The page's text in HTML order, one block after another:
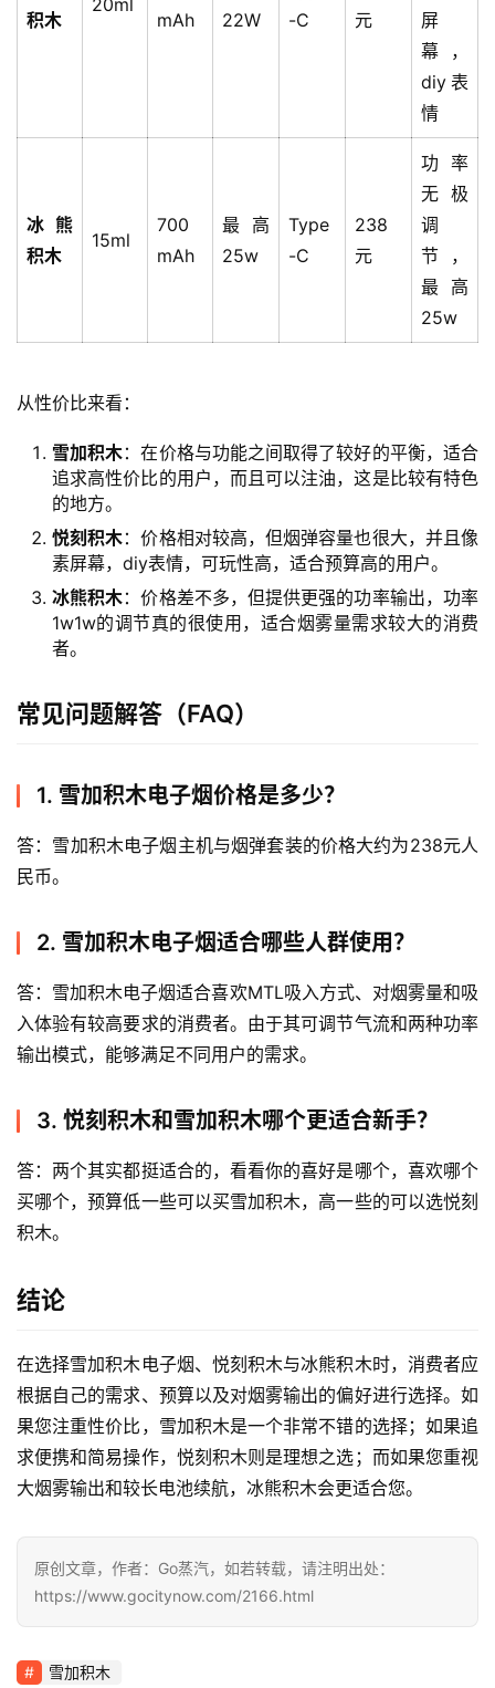
积木
20ml
mAh
22W
-C
元
屏
幕，
diy表
情
冰熊
积木
15ml
700
mAh
最高
25w
Type
-C
238
元
功率
无极
调
节，
最高
25w
从性价比来看：
雪加积木：在价格与功能之间取得了较好的平衡，适合
追求高性价比的用户，而且可以注油，这是比较有特色
的地方。
悦刻积木：价格相对较高，但烟弹容量也很大，并且像
素屏幕，diy表情，可玩性高，适合预算高的用户。
冰熊积木：价格差不多，但提供更强的功率输出，功率
1w1w的调节真的很使用，适合烟雾量需求较大的消费
者。
常见问题解答（FAQ）
1. 雪加积木电子烟价格是多少？
答：雪加积木电子烟主机与烟弹套装的价格大约为238元人
民币。
2. 雪加积木电子烟适合哪些人群使用？
答：雪加积木电子烟适合喜欢MTL吸入方式、对烟雾量和吸
入体验有较高要求的消费者。由于其可调节气流和两种功率
输出模式，能够满足不同用户的需求。
3. 悦刻积木和雪加积木哪个更适合新手？
答：两个其实都挺适合的，看看你的喜好是哪个，喜欢哪个
买哪个，预算低一些可以买雪加积木，高一些的可以选悦刻
积木。
结论
在选择雪加积木电子烟、悦刻积木与冰熊积木时，消费者应
根据自己的需求、预算以及对烟雾输出的偏好进行选择。如
果您注重性价比，雪加积木是一个非常不错的选择；如果追
求便携和简易操作，悦刻积木则是理想之选；而如果您重视
大烟雾输出和较长电池续航，冰熊积木会更适合您。
原创文章，作者：Go蒸汽，如若转载，请注明出处：
https://www.gocitynow.com/2166.html
雪加积木